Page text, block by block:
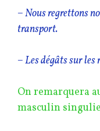
– Nous regrettons
transport.
– Les dégâts sur les
On remarquera
masculin